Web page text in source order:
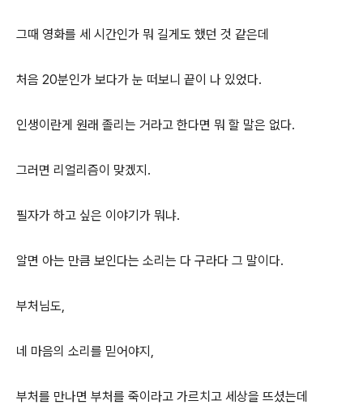
그때 영화를 세 시간인가 뭐 길게도 했던 것 같은데
처음 20분인가 보다가 눈 떠보니 끝이 나 있었다.
인생이란게 원래 졸리는 거라고 한다면 뭐 할 말은 없다.
그러면 리얼리즘이 맞겠지.
필자가 하고 싶은 이야기가 뭐냐.
알면 아는 만큼 보인다는 소리는 다 구라다 그 말이다.
부처님도,
네 마음의 소리를 믿어야지,
부처를 만나면 부처를 죽이라고 가르치고 세상을 뜨셨는데